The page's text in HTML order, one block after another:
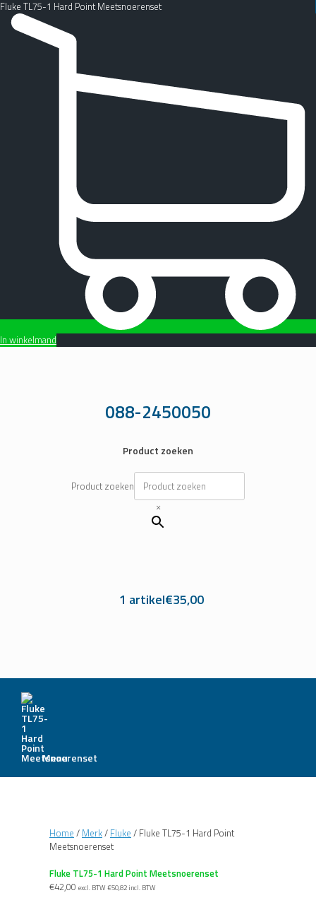
Fluke TL75-1 Hard Point Meetsnoerenset
In winkelmand
088-2450050
Product zoeken
Product zoeken
×
1 artikel€35,00
Menu
Home / Merk/ Fluke / Fluke TL75-1 Hard Point
Meetsnoerenset
Fluke TL75-1 Hard Point Meetsnoerenset
€42,00 excl. BTW €50,82 incl. BTW